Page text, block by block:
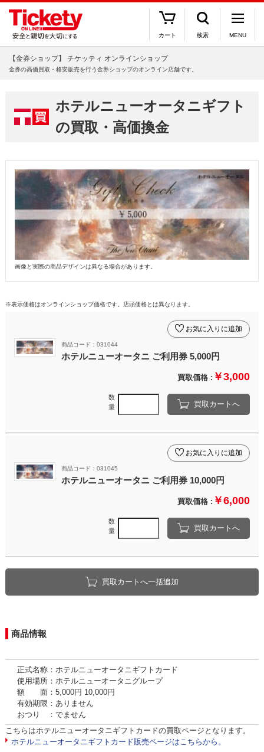
カート 検索 MENU
【金券ショップ】 チケッティ オンラインショップ
金券の高価買取・格安販売を行う金券ショップのオンライン店舗です。
ホテルニューオータニギフト
の買取・高価換金
画像と実際の商品デザインは異なる場合があります。
※表示価格はオンラインショップ価格です。店頭価格とは異なります。
商品コード：031044
ホテルニューオータニ ご利用券 5,000円
お気に入りに追加
買取価格 : ￥3,000
数
量
買取カートへ
商品コード：031045
ホテルニューオータニ ご利用券 10,000円
お気に入りに追加
買取価格 : ￥6,000
数
量
買取カートへ
買取カートへ一括追加
商品情報
正式名称：ホテルニューオータニギフトカード
使用場所：ホテルニューオータニグループ
額 面：5,000円 10,000円
有効期限：ありません
おつり ：でません
こちらはホテルニューオータニギフトカードの買取ページとなります。
ホテルニューオータニギフトカード販売ページはこちらから。